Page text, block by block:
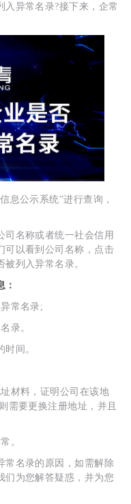
异常名录?接下来，企常
公示系统”进行查询，
名称或者统一社会信用
可以看到公司名称，点击
列入异常名录。
常名录;
录。
间。
材料，证明公司在该地
需要更换注册地址，并且
。
名录的原因，如需解除
们为您解答疑惑，并为您